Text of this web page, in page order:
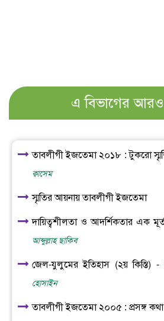
এ বিভাগের আরও
তাবলীগী ইজতেমা ২০১৮ : টুকরো
ক্বাসেম
স্মৃতির আয়নায় তাবলীগী ইজতেমা
দায়িত্বশীলতা ও আদর্শিকতার এক
আব্দুল্লাহ ছাকিব
জেল-যুলুমের ইতিহাস (২য় কিস্তি) -
হোসাইন
তাবলীগী ইজতেমা ২০০৫ : প্রসঙ্গ